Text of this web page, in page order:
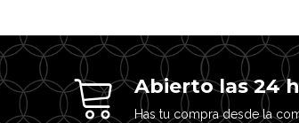
Abierto las 24
Has tu compra desde la